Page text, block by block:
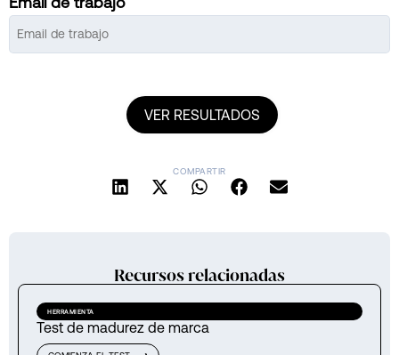
COMPARTIR
Recursos relacionadas
HERRAMIENTA
Test de madurez de marca